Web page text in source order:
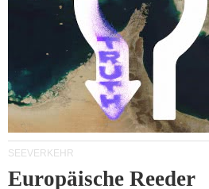
SEEVERKEHR
Europäische Reeder